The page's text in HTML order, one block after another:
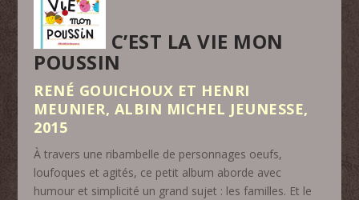
C’EST LA VIE MON
POUSSIN
RENÉ GOUICHOUX ET HENRI
MEUNIER, ALBIN MICHEL JEUNESSE,
2015
À travers une ribambelle de personnages oeufs,
loufoques et agités, ce petit album aborde avec
humour et simplicité un grand sujet : les familles. Et le